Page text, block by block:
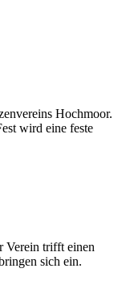
Hochmoor.
wird eine feste
Verein trifft einen
sich ein.